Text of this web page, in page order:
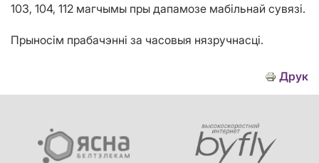
103, 104, 112 магчымы пры дапамозе мабільнай сувязі.
Прыносім прабачэнні за часовыя нязручнасці.
Друк